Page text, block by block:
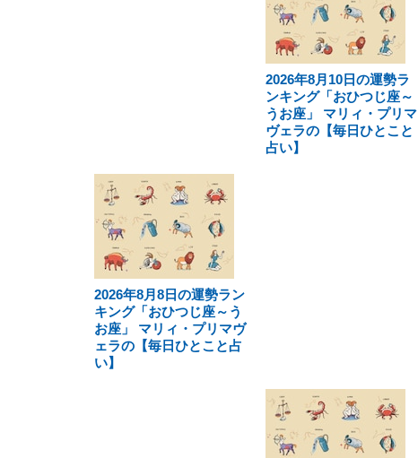
2026年8月10日の運勢ラ
ンキング「おひつじ座～
うお座」 マリィ・プリマ
ヴェラの【毎日ひとこと
占い】
2026年8月8日の運勢ラン
キング「おひつじ座～う
お座」 マリィ・プリマヴ
ェラの【毎日ひとこと占
い】